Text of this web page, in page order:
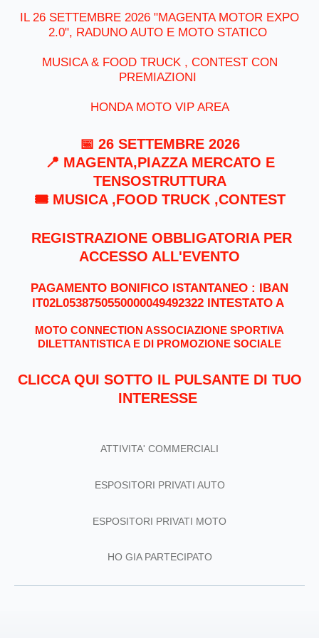
IL 26 SETTEMBRE 2026 "MAGENTA MOTOR EXPO
2.0", RADUNO AUTO E MOTO STATICO
MUSICA & FOOD TRUCK , CONTEST CON
PREMIAZIONI
HONDA MOTO VIP AREA
📅 26 SETTEMBRE 2026
📍 MAGENTA,PIAZZA MERCATO E
TENSOSTRUTTURA
🎟 MUSICA ,FOOD TRUCK ,CONTEST
REGISTRAZIONE OBBLIGATORIA PER
ACCESSO ALL'EVENTO
PAGAMENTO BONIFICO ISTANTANEO : IBAN
IT02L0538750550000049492322 INTESTATO A
MOTO CONNECTION ASSOCIAZIONE SPORTIVA
DILETTANTISTICA E DI PROMOZIONE SOCIALE
CLICCA QUI SOTTO IL PULSANTE DI TUO
INTERESSE
ATTIVITA' COMMERCIALI
ESPOSITORI PRIVATI AUTO
ESPOSITORI PRIVATI MOTO
HO GIA PARTECIPATO